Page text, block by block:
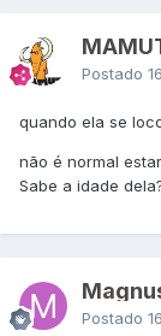
Postado
quando ela se
não é normal
Sabe a idade
Postado